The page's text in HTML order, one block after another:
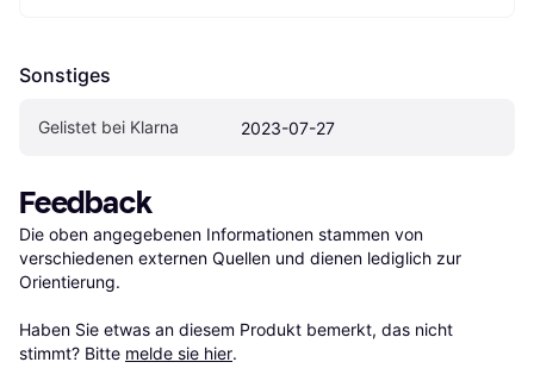
Sonstiges
Gelistet bei Klarna 2023-07-27
Feedback
Die oben angegebenen Informationen stammen von
verschiedenen externen Quellen und dienen lediglich zur
Orientierung.
Haben Sie etwas an diesem Produkt bemerkt, das nicht
stimmt? Bitte melde sie hier.